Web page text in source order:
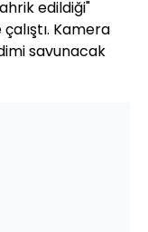
edildiği"
Kamera
savunacak